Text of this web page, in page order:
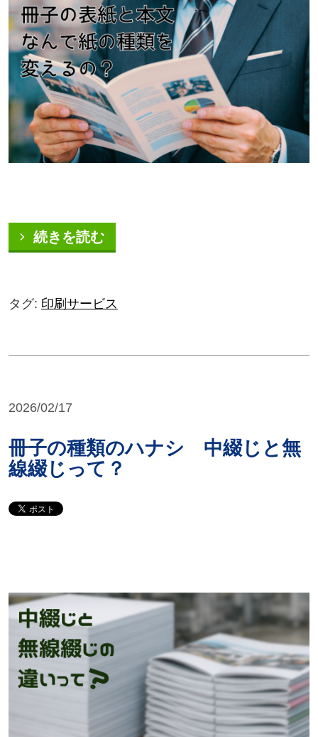
続きを読む
タグ: 印刷サービス
2026/02/17
冊子の種類のハナシ 中綴じと無
線綴じって？